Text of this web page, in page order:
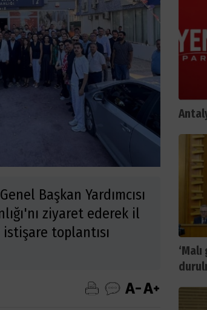
Başkan Yardımcısı
ziyaret ederek il
toplantısı